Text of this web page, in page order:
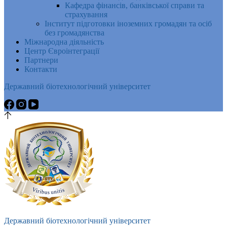
Кафедра фінансів, банківської справи та
страхування
Інститут підготовки іноземних громадян та осіб
без громадянства
Міжнародна діяльність
Центр Євроінтеграції
Партнери
Контакти
Державний біотехнологічний університет
Державний біотехнологічний університет